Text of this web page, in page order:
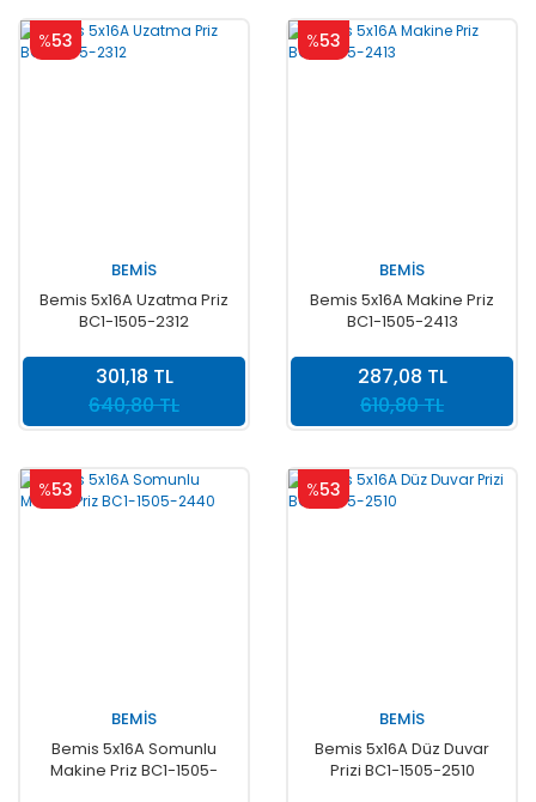
%53
BEMİS
Bemis 5x16A Uzatma Priz
BC1-1505-2312
640,80 TL
301,18 TL
%53
BEMİS
Bemis 5x16A Makine Priz
BC1-1505-2413
610,80 TL
287,08 TL
%53
BEMİS
Bemis 5x16A Somunlu
Makine Priz BC1-1505-
%53
BEMİS
Bemis 5x16A Düz Duvar
Prizi BC1-1505-2510